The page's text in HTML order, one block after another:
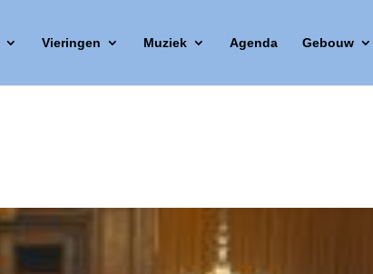
Vieringen Muziek Agenda Gebouw